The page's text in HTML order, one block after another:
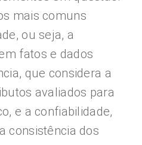
mais comuns
ou seja, a
fatos e dados
que considera a
avaliados para
e a confiabilidade,
consistência dos